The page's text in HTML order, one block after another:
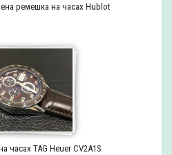
ремешка на часах Hublot
часах TAG Heuer CV2A1S